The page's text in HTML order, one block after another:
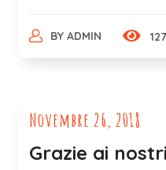
BY ADMIN
Novembre 26, 2018
Grazie ai